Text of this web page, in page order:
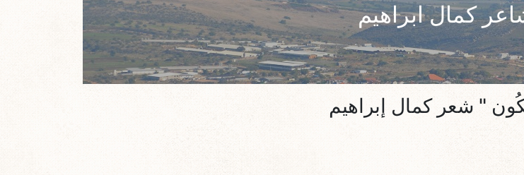
كمال ابراهيم
" شعر كمال إبراهيم